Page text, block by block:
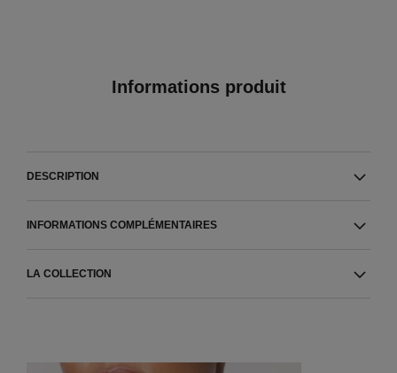
Informations produit
DESCRIPTION
INFORMATIONS COMPLÉMENTAIRES
LA COLLECTION